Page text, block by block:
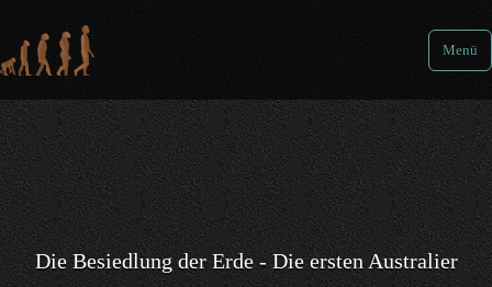
Menü
Die Besiedlung der Erde - Die ersten Australier